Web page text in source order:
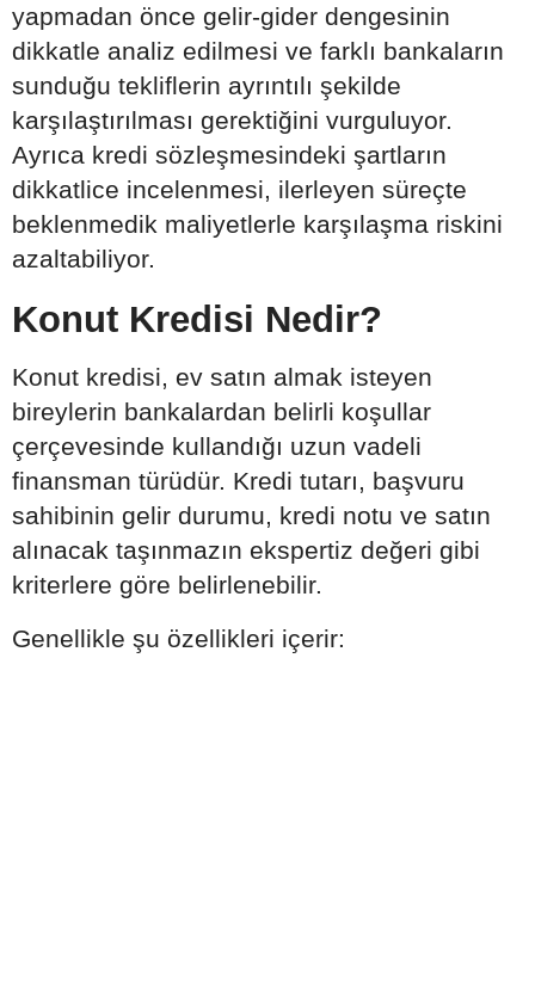
yapmadan önce gelir-gider dengesinin
dikkatle analiz edilmesi ve farklı bankaların
sunduğu tekliflerin ayrıntılı şekilde
karşılaştırılması gerektiğini vurguluyor.
Ayrıca kredi sözleşmesindeki şartların
dikkatlice incelenmesi, ilerleyen süreçte
beklenmedik maliyetlerle karşılaşma riskini
azaltabiliyor.
Konut Kredisi Nedir?
Konut kredisi, ev satın almak isteyen
bireylerin bankalardan belirli koşullar
çerçevesinde kullandığı uzun vadeli
finansman türüdür. Kredi tutarı, başvuru
sahibinin gelir durumu, kredi notu ve satın
alınacak taşınmazın ekspertiz değeri gibi
kriterlere göre belirlenebilir.
Genellikle şu özellikleri içerir: